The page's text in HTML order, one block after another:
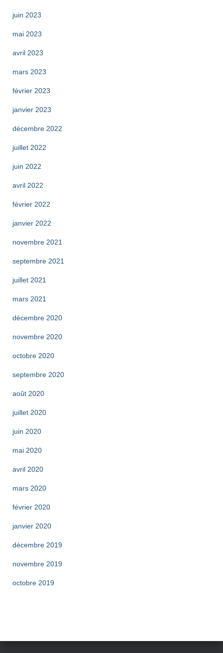
juin 2023
mai 2023
avril 2023
mars 2023
février 2023
janvier 2023
décembre 2022
juillet 2022
juin 2022
avril 2022
février 2022
janvier 2022
novembre 2021
septembre 2021
juillet 2021
mars 2021
décembre 2020
novembre 2020
octobre 2020
septembre 2020
août 2020
juillet 2020
juin 2020
mai 2020
avril 2020
mars 2020
février 2020
janvier 2020
décembre 2019
novembre 2019
octobre 2019